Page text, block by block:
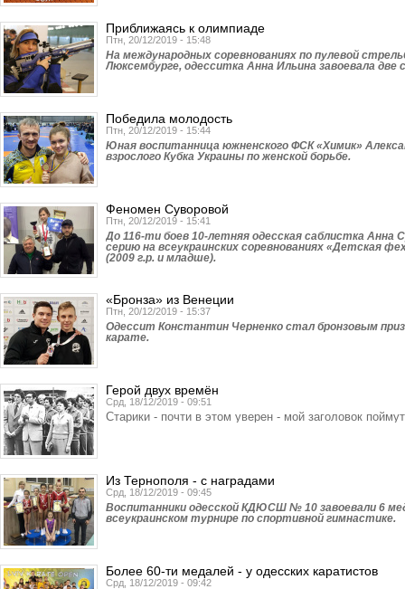
Приближаясь к олимпиаде
Птн, 20/12/2019 - 15:48
На международных соревнованиях по пулевой
Люксембурге, одесситка Анна Ильина завоевала две
Победила молодость
Птн, 20/12/2019 - 15:44
Юная воспитанница южненского ФСК «Химик»
взрослого Кубка Украины по женской борьбе.
Феномен Суворовой
Птн, 20/12/2019 - 15:41
До 116-ти боев 10-летняя одесская саблистка Анна
серию на всеукраинских соревнованиях «Детская
(2009 г.р. и младше).
«Бронза» из Венеции
Птн, 20/12/2019 - 15:37
Одессит Константин Черненко стал бронзовым
карате.
Герой двух времён
Срд, 18/12/2019 - 09:51
Старики - почти в этом уверен - мой заголовок
Из Тернополя - с наградами
Срд, 18/12/2019 - 09:45
Воспитанники одесской КДЮСШ № 10 завоевали 6
всеукраинском турнире по спортивной гимнастике.
Более 60-ти медалей - у одесских каратистов
Срд, 18/12/2019 - 09:42